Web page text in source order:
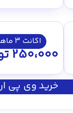
اکانت 3 ماهه
250،000
خرید وی پی